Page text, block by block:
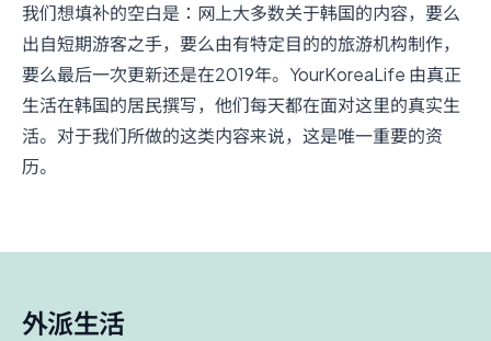
我们想填补的空白是：网上大多数关于韩国的内容，要么
出自短期游客之手，要么由有特定目的的旅游机构制作，
要么最后一次更新还是在2019年。YourKoreaLife 由真正
生活在韩国的居民撰写，他们每天都在面对这里的真实生
活。对于我们所做的这类内容来说，这是唯一重要的资
历。
外派生活